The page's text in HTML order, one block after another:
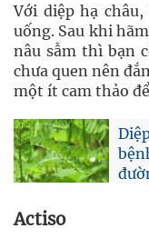
Với diệp hạ
uống. Sau khi
nâu sẫm thì bạn
chưa quen nên
một ít cam thảo
Actiso